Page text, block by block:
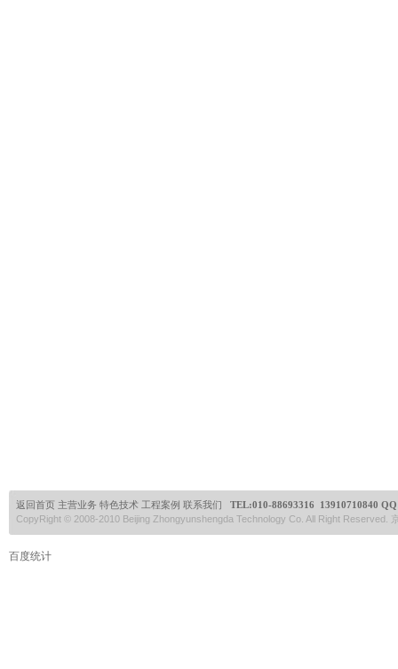
返回首页 主营业务 特色技术 工程案例 联系我们 TEL:010-88693316 13910710840
CopyRight © 2008-2010 Beijing Zhongyunshengda Technology Co. All Right Reserved.
百度统计